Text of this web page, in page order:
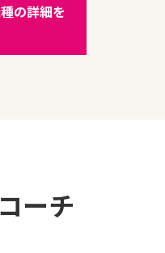
の詳細を
ーチ